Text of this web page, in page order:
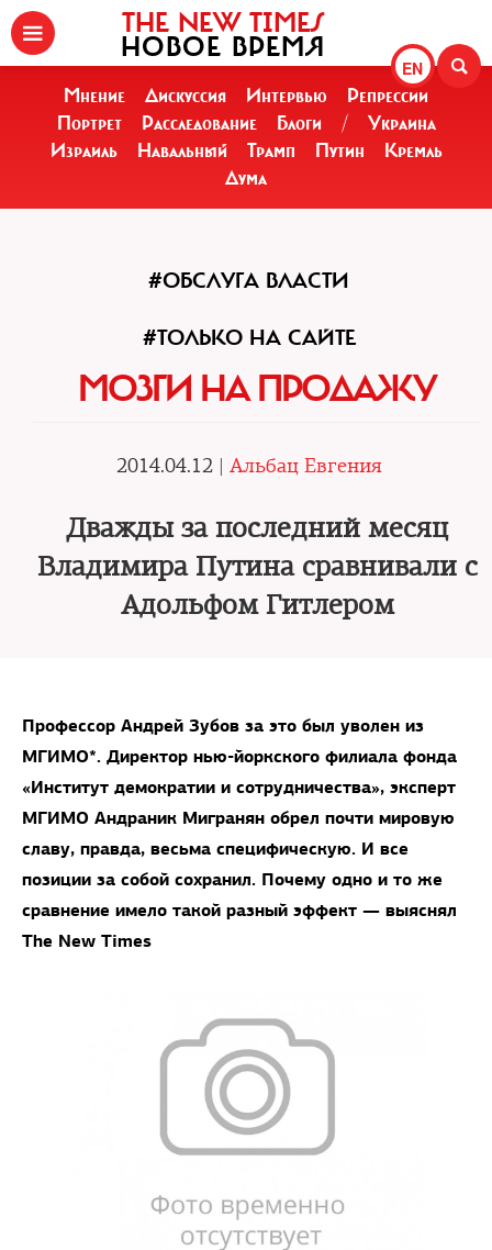
EN
THE NEW TIMES
НОВОЕ ВРЕМЯ
Мнение Дискуссия Интервью
Репрессии
Портрет
Расследование Блоги /
Украина
Израиль
Навальный Трамп Путин
Кремль
Дума
#ОБСЛУГА ВЛАСТИ
#ТОЛЬКО НА САЙТЕ
МОЗГИ НА ПРОДАЖУ
2014.04.12 | Альбац Евгения
Дважды за последний месяц
Владимира Путина сравнивали с
Адольфом Гитлером
Профессор Андрей Зубов за это был уволен из
МГИМО*. Директор нью-йоркского филиала фонда
«Институт демократии и сотрудничества», эксперт
МГИМО Андраник Мигранян обрел почти мировую
славу, правда, весьма специфическую. И все
позиции за собой сохранил. Почему одно и то же
сравнение имело такой разный эффект — выяснял
The New Times